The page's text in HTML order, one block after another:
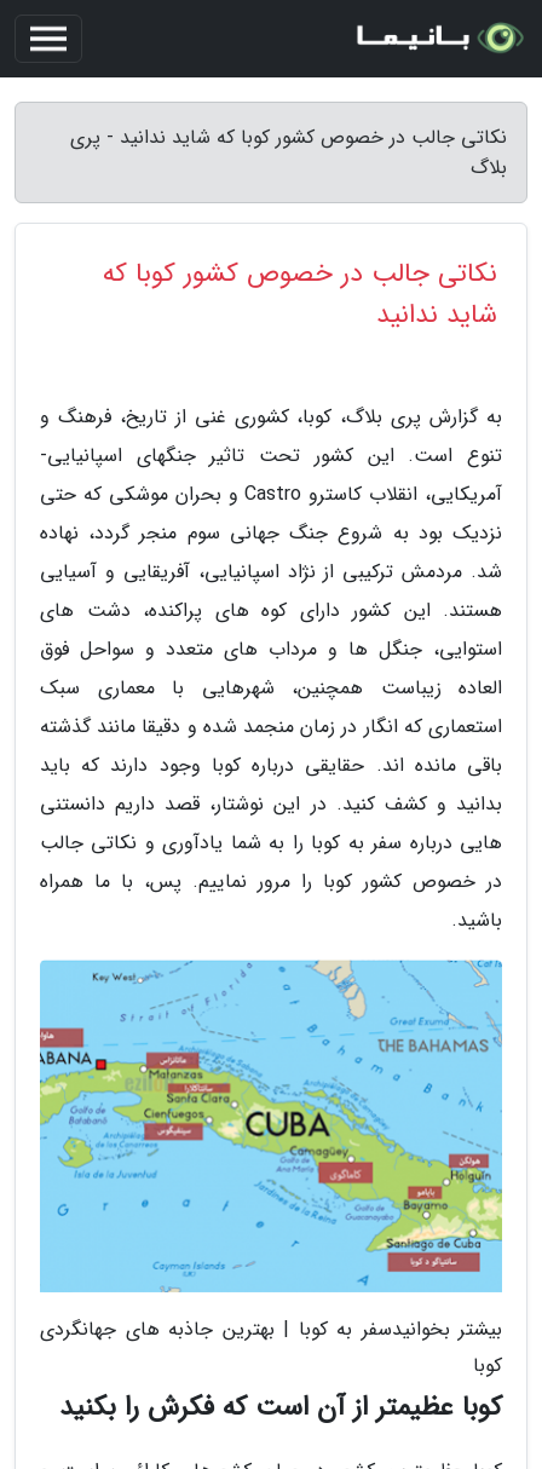
نکاتی جالب در خصوص کشور کوبا که شاید ندانید - پری
بلاگ
نکاتی جالب در خصوص کشور کوبا که
شاید ندانید
به گزارش پری بلاگ، کوبا، کشوری غنی از تاریخ، فرهنگ و
تنوع است. این کشور تحت تاثیر جنگهای اسپانیایی-
آمریکایی، انقلاب کاسترو Castro و بحران موشکی که حتی
نزدیک بود به شروع جنگ جهانی سوم منجر گردد، نهاده
شد. مردمش ترکیبی از نژاد اسپانیایی، آفریقایی و آسیایی
هستند. این کشور دارای کوه های پراکنده، دشت های
استوایی، جنگل ها و مرداب های متعدد و سواحل فوق
العاده زیباست همچنین، شهرهایی با معماری سبک
استعماری که انگار در زمان منجمد شده و دقیقا مانند گذشته
باقی مانده اند. حقایقی درباره کوبا وجود دارند که باید
بدانید و کشف کنید. در این نوشتار، قصد داریم دانستنی
هایی درباره سفر به کوبا را به شما یادآوری و نکاتی جالب
در خصوص کشور کوبا را مرور نماییم. پس، با ما همراه
باشید.
بیشتر بخوانیدسفر به کوبا | بهترین جاذبه های جهانگردی
کوبا
کوبا عظیمتر از آن است که فکرش را بکنید